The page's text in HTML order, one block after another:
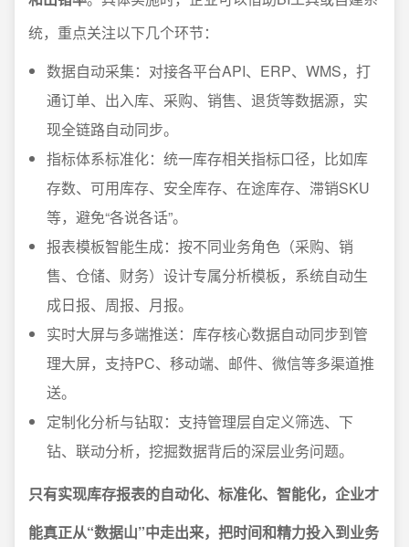
统，重点关注以下几个环节：
数据自动采集：对接各平台API、ERP、WMS，打
通订单、出入库、采购、销售、退货等数据源，实
现全链路自动同步。
指标体系标准化：统一库存相关指标口径，比如库
存数、可用库存、安全库存、在途库存、滞销SKU
等，避免“各说各话”。
报表模板智能生成：按不同业务角色（采购、销
售、仓储、财务）设计专属分析模板，系统自动生
成日报、周报、月报。
实时大屏与多端推送：库存核心数据自动同步到管
理大屏，支持PC、移动端、邮件、微信等多渠道推
送。
定制化分析与钻取：支持管理层自定义筛选、下
钻、联动分析，挖掘数据背后的深层业务问题。
只有实现库存报表的自动化、标准化、智能化，企业才
能真正从“数据山”中走出来，把时间和精力投入到业务